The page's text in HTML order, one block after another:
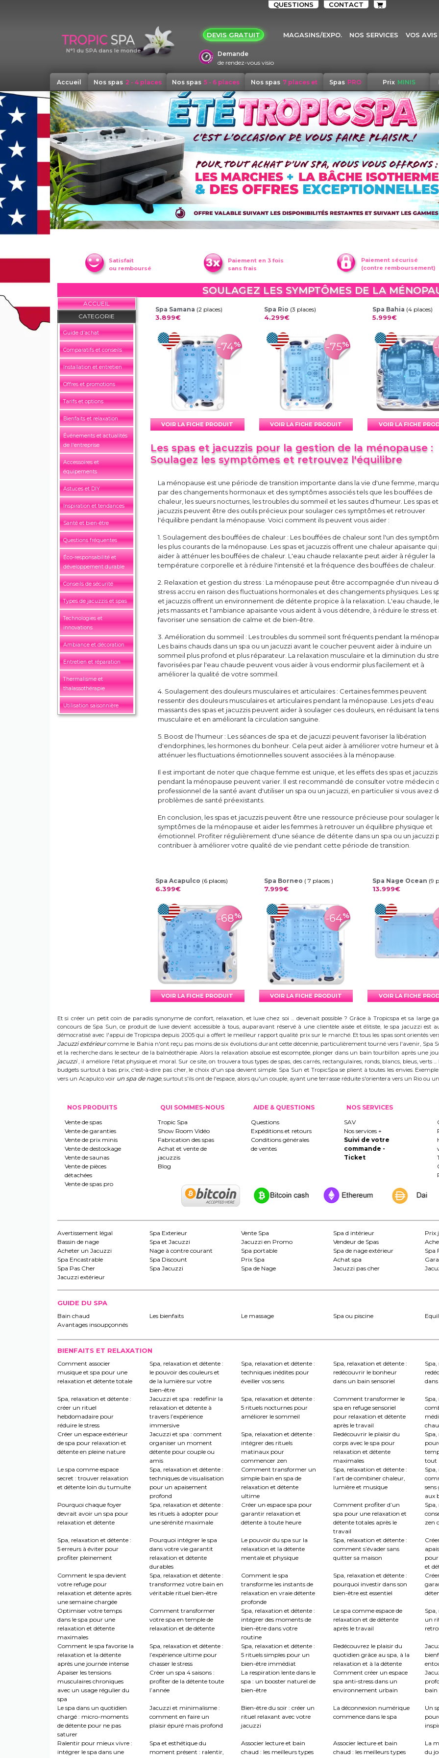
QUESTIONS CONTACT
N°1 du SPA dans le monde
DEVIS GRATUIT MAGASINS/EXPO. NOS SERVICES VOS AVIS
Demande
de rendez-vous visio
Accueil Nos spas 2 - 4 places Nos spas 5 - 6 places Nos spas 7 places et
+
Spas PRO Prix MINIS
Satisfait
ou remboursé
Paiement en 3 fois
sans frais
Paiement sécurisé
(contre remboursement)
SOULAGEZ LES SYMPTÔMES DE LA
ACCUEIL
CATEGORIE
Guide d'achat
Comparatifs et conseils
Installation et entretien
Offres et promotions
Tarifs et options
Bienfaits et relaxation
Événements et actualités
de l'entreprise
Accessoires et
équipements
Astuces et DIY
Inspiration et tendances
Santé et bien-être
Questions fréquentes
Éco-responsabilité et
développement durable
Conseils de sécurité
Types de jacuzzis et spas
Technologies et
innovations
Ambiance et décoration
Entretien et réparation
Thermalisme et
thalassothérapie
Utilisation saisonnière
Spa Samana (2 places)
3.899€
-74%
VOIR LA FICHE PRODUIT
Spa Rio (3 places)
4.299€
-75%
VOIR LA FICHE PRODUIT
Spa Bahia (4 places)
5.999€
VOIR LA FICHE
Les spas et jacuzzis pour la gestion de la ménopause :
Soulagez les symptômes et retrouvez l'équilibre
La ménopause est une période de transition importante dans la vie d'une femme,
par des changements hormonaux et des symptômes associés tels que les bouffées de
chaleur, les sueurs nocturnes, les troubles du sommeil et les sautes d'humeur. Les spas et
jacuzzis peuvent être des outils précieux pour soulager ces symptômes et retrouver
l'équilibre pendant la ménopause. Voici comment ils peuvent vous aider :
1. Soulagement des bouffées de chaleur : Les bouffées de chaleur sont l'un des
les plus courants de la ménopause. Les spas et jacuzzis offrent une chaleur apaisante
aider à atténuer les bouffées de chaleur. L'eau chaude relaxante peut aider à réguler la
température corporelle et à réduire l'intensité et la fréquence des bouffées de chaleur.
2. Relaxation et gestion du stress : La ménopause peut être accompagnée d'un niveau
stress accru en raison des fluctuations hormonales et des changements physiques. Les
et jacuzzis offrent un environnement de détente propice à la relaxation. L'eau chaude,
jets massants et l'ambiance apaisante vous aident à vous détendre, à réduire le stress et
favoriser une sensation de calme et de bien-être.
3. Amélioration du sommeil : Les troubles du sommeil sont fréquents pendant la
Les bains chauds dans un spa ou un jacuzzi avant le coucher peuvent aider à induire un
sommeil plus profond et plus réparateur. La relaxation musculaire et la diminution du
favorisées par l'eau chaude peuvent vous aider à vous endormir plus facilement et à
améliorer la qualité de votre sommeil.
4. Soulagement des douleurs musculaires et articulaires : Certaines femmes peuvent
ressentir des douleurs musculaires et articulaires pendant la ménopause. Les jets d'eau
massants des spas et jacuzzis peuvent aider à soulager ces douleurs, en réduisant la
musculaire et en améliorant la circulation sanguine.
5. Boost de l'humeur : Les séances de spa et de jacuzzi peuvent favoriser la libération
d'endorphines, les hormones du bonheur. Cela peut aider à améliorer votre humeur et à
atténuer les fluctuations émotionnelles souvent associées à la ménopause.
Il est important de noter que chaque femme est unique, et les effets des spas et jacuzzis
pendant la ménopause peuvent varier. Il est recommandé de consulter votre médecin
professionnel de la santé avant d'utiliser un spa ou un jacuzzi, en particulier si vous avez
problèmes de santé préexistants.
En conclusion, les spas et jacuzzis peuvent être une ressource précieuse pour soulager
symptômes de la ménopause et aider les femmes à retrouver un équilibre physique et
émotionnel. Profiter régulièrement d'une séance de détente dans un spa ou un jacuzzi
contribuer à améliorer votre qualité de vie pendant cette période de transition.
Spa Acapulco (6 places)
6.399€
-68%
VOIR LA FICHE PRODUIT
Spa Borneo ( 7 places )
7.999€
-64%
VOIR LA FICHE PRODUIT
Spa Nage Ocean (9
13.999€
VOIR LA FICHE
Et si créer un petit coin de paradis synonyme de confort, relaxation, et luxe chez soi ... devenait possible ? Grâce à Tropicspa et sa large
concours de Spa Sun, ce produit de luxe devient accessible à tous, auparavant réservé à une clientèle aisée et élitiste, le spa jacuzzi
démocratisé avec l'appui de Tropicspa depuis 2005 qui a offert le meilleur rapport qualité prix sur le marché. Et tous les spas sont orientés
Jacuzzi extérieurcomme le Bahia n'ont reçu pas moins de six évolutions durant cette décennie, particulièrement tourné vers l'avenir, Spa
et la recherche dans le secteur de la balnéothérapie. Alors la relaxation absolue est escomptée, plonger dans un bain tourbillon après une
jacuzzi, il améliore l'état physique et moral. Sur ce site, on trouvera tous types de spas, des carrés, rectangulaires, ronds, blancs, bleus, verts
budgets surtout à bas prix, c'est-à-dire pas cher, le choix d'un spa devient simple. Spa Sun et TropicSpa se plient à toutes les envies.
vers un Acapulco voir un spa de nage, surtout s'ils ont de l'espace, alors qu'un couple, ayant une terrasse réduite s'orientera vers un Rio ou
NOS PRODUITS
Vente de spas
Vente de garanties
Vente de prix minis
Vente de destockage
Vente de saunas
Vente de pièces
détachées
Vente de spas pro
QUI SOMMES-NOUS
Tropic Spa
Show Room Vidéo
Fabrication des spas
Achat et vente de
jacuzzis
Blog
AIDE & QUESTIONS
Questions
Expéditions et retours
Conditions générales
de ventes
NOS SERVICES
SAV
Nos services +
Suivi de votre
commande -
Ticket
Avertissement légal Spa Exterieur Vente Spa Spa d intérieur
Prix
Bassin de nage
Spa et Jacuzzi Jacuzzi en Promo Vendeur de Spas
Acheter un Jacuzzi
Nage à contre courant Spa portable Spa de nage extérieur
Spa
Spa Encastrable
Spa Discount Prix Spa Achat spa
Spa Pas Cher
Spa Jacuzzi Spa de Nage Jacuzzi pas cher
Jacuzzi extérieur
GUIDE DU SPA
Bain chaud Les bienfaits Le massage Spa ou piscine
Avantages insoupçonnés
BIENFAITS ET RELAXATION
Comment associer
musique et spa pour une
relaxation et détente totale
Spa, relaxation et détente :
le pouvoir des couleurs et
de la lumière sur votre
bien-être
Spa, relaxation et détente :
techniques inédites pour
éveiller vos sens
Spa, relaxation et détente :
redécouvrir le bonheur
dans un bain sensoriel
Spa, relaxation et détente :
créer un rituel
hebdomadaire pour
réduire le stress
Jacuzzi et spa : redéfinir la
relaxation et détente à
travers l’expérience
immersive
Spa, relaxation et détente :
5 rituels nocturnes pour
améliorer le sommeil
Comment transformer le
spa en refuge sensoriel
pour relaxation et détente
après le travail
Créer un espace extérieur
de spa pour relaxation et
détente en pleine nature
Jacuzzi et spa : comment
organiser un moment
détente pour couple ou
amis
Spa, relaxation et détente :
intégrer des rituels
matinaux pour
commencer zen
Redécouvrir le plaisir du
corps avec le spa pour
relaxation et détente
maximales
tout
Le spa comme espace
secret : trouver relaxation
et détente loin du tumulte
Spa, relaxation et détente :
techniques de visualisation
pour un apaisement
profond
Comment transformer un
simple bain en spa de
relaxation et détente
ultime
Spa, relaxation et détente :
l’art de combiner chaleur,
lumière et musique
sens
aux
Pourquoi chaque foyer
devrait avoir un spa pour
relaxation et détente
Spa, relaxation et détente :
les rituels à adopter pour
une sérénité maximale
Créer un espace spa pour
garantir relaxation et
détente à toute heure
Comment profiter d’un
spa pour une relaxation et
détente totales après le
travail
zen
Spa, relaxation et détente :
5 erreurs à éviter pour
profiter pleinement
Pourquoi intégrer le spa
dans votre vie garantit
relaxation et détente
durables
Le pouvoir du spa sur la
relaxation et la détente
mentale et physique
Spa, relaxation et détente :
comment s’évader sans
quitter sa maison
et
Comment le spa devient
votre refuge pour
relaxation et détente après
une semaine chargée
Spa, relaxation et détente :
transformez votre bain en
véritable rituel bien-être
Comment le spa
transforme les instants de
relaxation en vraie détente
profonde
Spa, relaxation et détente :
pourquoi investir dans son
bien-être est essentiel
Optimiser votre temps
dans le spa pour une
relaxation et détente
maximales
Comment transformer
votre spa en temple de
relaxation et de détente
Spa, relaxation et détente :
intégrer des moments de
bien-être dans votre
routine
Le spa comme espace de
relaxation et de détente
après le travail
un
Comment le spa favorise la
relaxation et la détente
après une journée intense
Spa, relaxation et détente :
l’expérience ultime pour
chasser le stress
Spa, relaxation et détente :
5 rituels simples pour un
bien-être immédiat
Redécouvrez le plaisir du
quotidien grâce au spa, à la
relaxation et à la détente
Apaiser les tensions
musculaires chroniques
avec un usage régulier du
spa
Créer un spa 4 saisons :
profiter de la détente toute
l’année
La respiration lente dans le
spa : un booster naturel de
bien-être
Comment créer un espace
spa anti-stress dans un
environnement urbain
bain
Le spa dans un quotidien
chargé : micro-moments
de détente pour ne pas
saturer
Jacuzzi et minimalisme :
comment en faire un
plaisir épuré mais profond
Bien-être du soir : créer un
rituel relaxant avec votre
jacuzzi
La déconnexion numérique
commence dans le spa
Un
Ralentir pour mieux vivre :
intégrer le spa dans une
Spa et esthétique du
moment présent : ralentir,
Associer lecture et bain
chaud : les meilleurs types
Associer lecture et bain
chaud : les meilleurs types
La
du